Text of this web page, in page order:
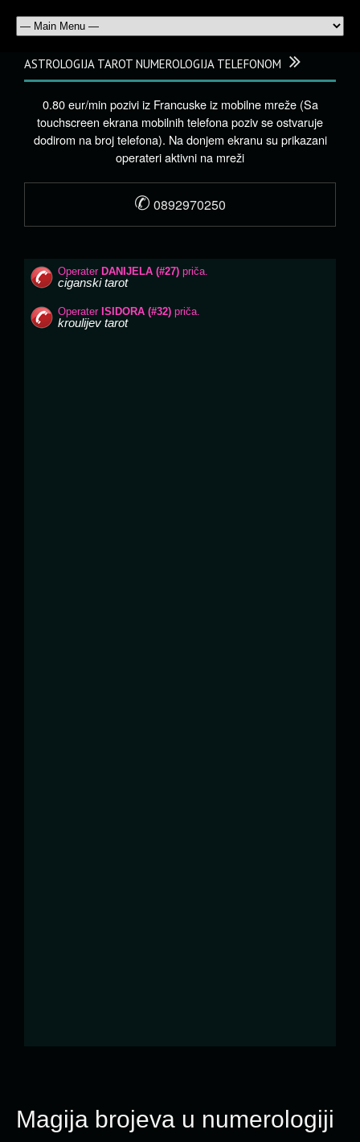
Magija brojeva u numerologiji
ASTROLOGIJA TAROT NUMEROLOGIJA TELEFONOM
0.80 eur/min pozivi iz Francuske iz mobilne mreže (Sa
touchscreen ekrana mobilnih telefona poziv se ostvaruje
dodirom na broj telefona). Na donjem ekranu su prikazani
operateri aktivni na mreži
✆ 0892970250